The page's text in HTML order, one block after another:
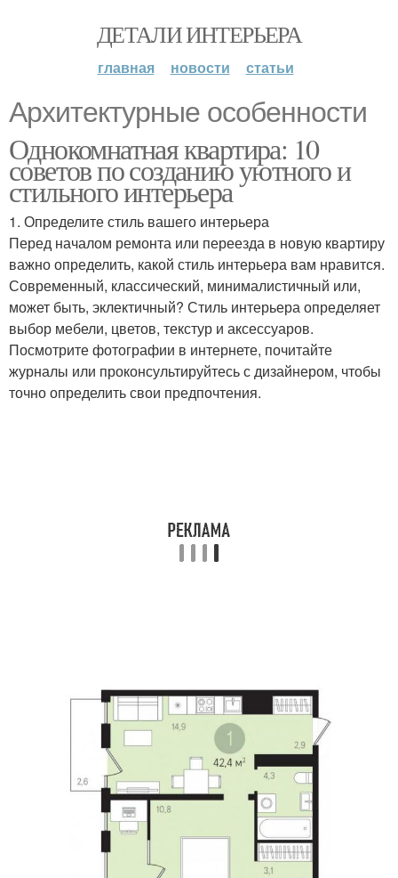
ДЕТАЛИ ИНТЕРЬЕРА
главная новости статьи
Архитектурные особенности
Однокомнатная квартира: 10
советов по созданию уютного и
стильного интерьера
1. Определите стиль вашего интерьера
Перед началом ремонта или переезда в новую квартиру
важно определить, какой стиль интерьера вам нравится.
Современный, классический, минималистичный или,
может быть, эклектичный? Стиль интерьера определяет
выбор мебели, цветов, текстур и аксессуаров.
Посмотрите фотографии в интернете, почитайте
журналы или проконсультируйтесь с дизайнером, чтобы
точно определить свои предпочтения.